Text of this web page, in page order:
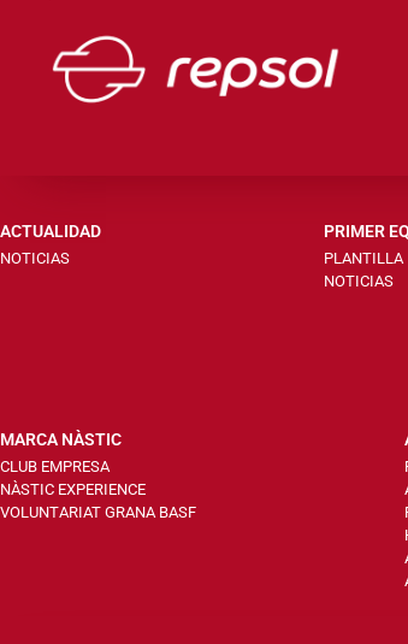
ACTUALIDAD
NOTICIAS
PRIMER
PLANTILLA
NOTICIAS
MARCA NÀSTIC
CLUB EMPRESA
NÀSTIC EXPERIENCE
VOLUNTARIAT GRANA BASF